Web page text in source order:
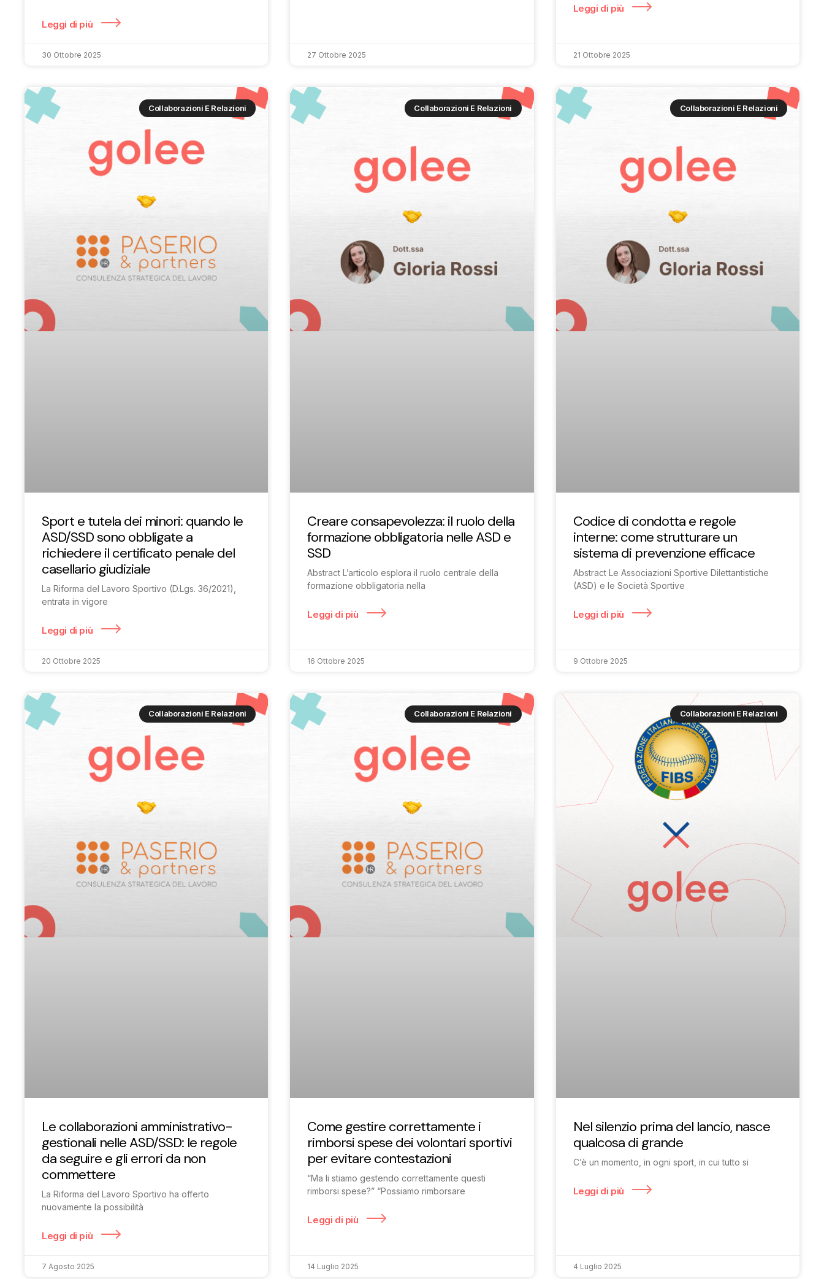
Leggi di più
30 Ottobre 2025 27 Ottobre 2025
Leggi di più
21 Ottobre 2025
Collaborazioni E Relazioni
Sport e tutela dei minori: quando le
ASD/SSD sono obbligate a
richiedere il certificato penale del
casellario giudiziale
La Riforma del Lavoro Sportivo (D.Lgs. 36/2021),
entrata in vigore
Leggi di più
20 Ottobre 2025
Collaborazioni E Relazioni
Creare consapevolezza: il ruolo della
formazione obbligatoria nelle ASD e
SSD
Abstract L’articolo esplora il ruolo centrale della
formazione obbligatoria nella
Leggi di più
16 Ottobre 2025
Collaborazioni E Relazioni
Codice di condotta e regole
interne: come strutturare un
sistema di prevenzione efficace
Abstract Le Associazioni Sportive Dilettantistiche
(ASD) e le Società Sportive
Leggi di più
9 Ottobre 2025
Collaborazioni E Relazioni
Le collaborazioni amministrativo-
gestionali nelle ASD/SSD: le regole
da seguire e gli errori da non
commettere
La Riforma del Lavoro Sportivo ha offerto
nuovamente la possibilità
Leggi di più
7 Agosto 2025
Collaborazioni E Relazioni
Come gestire correttamente i
rimborsi spese dei volontari sportivi
per evitare contestazioni
“Ma li stiamo gestendo correttamente questi
rimborsi spese?” “Possiamo rimborsare
Leggi di più
14 Luglio 2025
Collaborazioni E Relazioni
Nel silenzio prima del lancio, nasce
qualcosa di grande
C’è un momento, in ogni sport, in cui tutto si
Leggi di più
4 Luglio 2025